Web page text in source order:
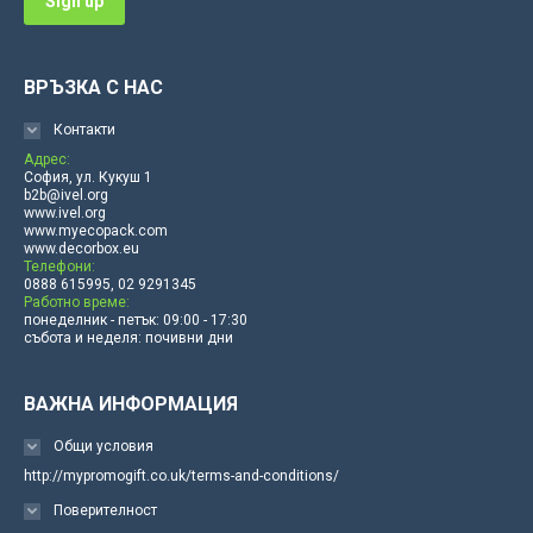
ВРЪЗКА С НАС
Контакти
Адрес:
София, ул. Кукуш 1
b2b@ivel.org
www.ivel.org
www.myecopack.com
www.decorbox.eu
Телефони:
0888 615995, 02 9291345
Работно време:
понеделник - петък: 09:00 - 17:30
събота и неделя: почивни дни
ВАЖНА ИНФОРМАЦИЯ
Общи условия
http://mypromogift.co.uk/terms-and-conditions/
Поверителност